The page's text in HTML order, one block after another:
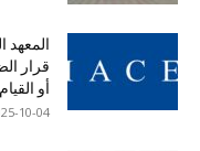
المعهد
قرار
أو
10-04